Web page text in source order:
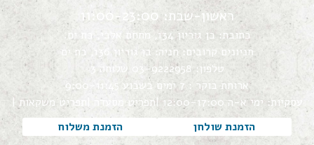
ראשון-שבת: 11:00-23:00
כתובת: בן גוריון 134, מתחם אלבי, בת ים.
חניונים קרובים: חניה: בן גוריון 136, בת ים
טלפון: 03-9222958 שלוחה 3
ארוחת בוקר : 7 ימים בשבוע 9:00-11:45
עסקיות: ימי א-ה 12:00-17:00 |
תפריט מסעדה |
תפריט משקאות |
הזמנת שולחן
הזמנת משלוח